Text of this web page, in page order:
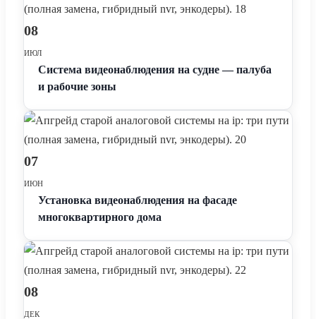
08
ИЮЛ
Система видеонаблюдения на судне — палуба
и рабочие зоны
07
ИЮН
Установка видеонаблюдения на фасаде
многоквартирного дома
08
ДЕК